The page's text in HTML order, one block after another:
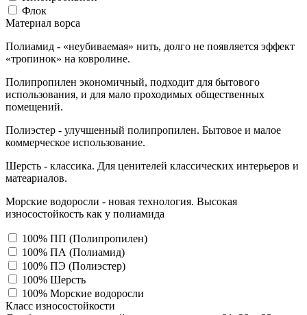
Флок
Материал ворса
Полиамид - «неубиваемая» нить, долго не появляется эффект
«тропинок» на ковролине.
Полипропилен экономичный, подходит для бытового
использования, и для мало проходимых общественных
помещений.
Полиэстер - улучшенный полипропилен. Бытовое и малое
коммерческое использование.
Шерсть - классика. Для ценителей классических интерьеров и
матеариалов.
Морские водоросли - новая технология. Высокая
износостойкость как у полиамида
100% ПП (Полипропилен)
100% ПА (Полиамид)
100% ПЭ (Полиэстер)
100% Шерсть
100% Морские водоросли
Класс износостойкости